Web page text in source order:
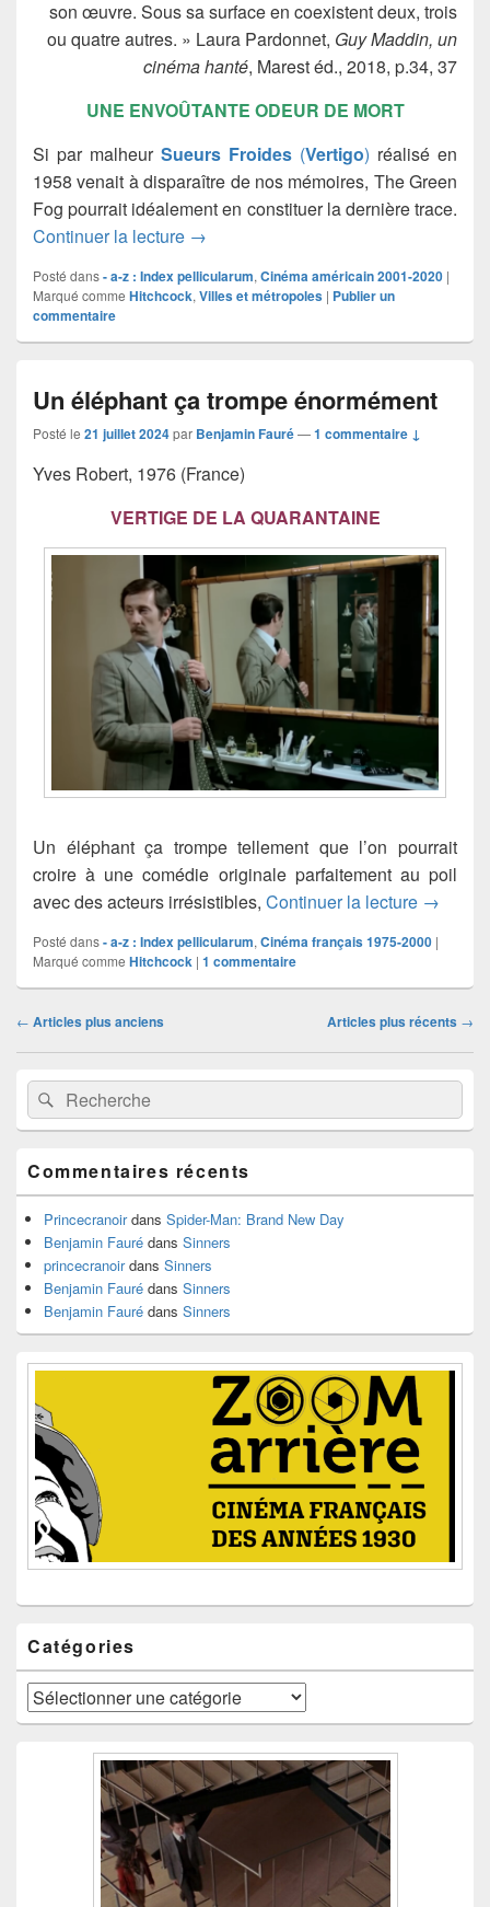
son œuvre. Sous sa surface en coexistent deux, trois
ou quatre autres. » Laura Pardonnet, Guy Maddin, un
cinéma hanté, Marest éd., 2018, p.34, 37
UNE ENVOÛTANTE ODEUR DE MORT
Si par malheur Sueurs Froides (Vertigo) réalisé en
1958 venait à disparaître de nos mémoires, The Green
Fog pourrait idéalement en constituer la dernière trace.
Continuer la lecture The Green Fog
→
Posté dans- a-z : Index pellicularum, Cinéma américain 2001-2020 |
Marqué comme Hitchcock, Villes et métropoles | Publier un
commentaire
Un éléphant ça trompe énormément
Posté le 21 juillet 2024par Benjamin Fauré—1 commentaire ↓
Yves Robert, 1976 (France)
VERTIGE DE LA QUARANTAINE
Un éléphant ça trompe tellement que l’on pourrait
croire à une comédie originale parfaitement au poil
avec des acteurs irrésistibles, Continuer la lecture Un
→
Posté dans- a-z : Index pellicularum, Cinéma français 1975-2000 |
Marqué comme Hitchcock | 1 commentaire
Navigation
articles
← Articles plus anciens Articles plus récents →
Zone
principale
de
widget
barre
latérale
Recherche :Rechercher
Commentaires récents
Princecranoirdans Spider-Man: Brand New Day
Benjamin Fauré dans Sinners
princecranoirdans Sinners
Benjamin Fauré dans Sinners
Benjamin Fauré dans Sinners
Catégories
Catégories